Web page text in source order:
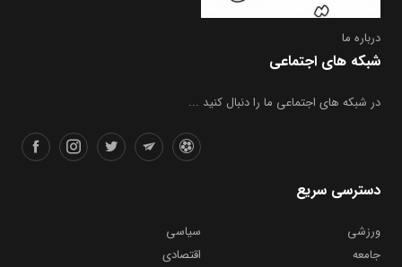
درباره ما
شبکه های اجتماعی
در شبکه های اجتماعی ما را دنبال کنید ...
دسترسی سریع
ورزشی
سیاسی
جامعه
اقتصادی